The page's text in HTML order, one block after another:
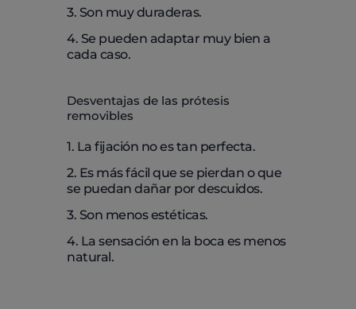
3. Son muy duraderas.
4. Se pueden adaptar muy bien a
cada caso.
Desventajas de las prótesis
removibles
1. La fijación no es tan perfecta.
2. Es más fácil que se pierdan o que
se puedan dañar por descuidos.
3. Son menos estéticas.
4. La sensación en la boca es menos
natural.